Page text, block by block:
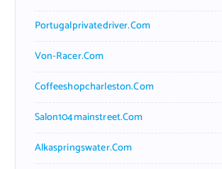
Portugalprivatedriver.com
Von-Racer.com
Coffeeshopcharleston.com
Salon104mainstreet.com
Alkaspringswater.com